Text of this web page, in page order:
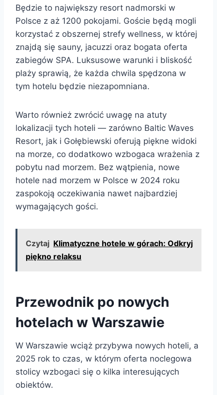
Będzie to największy resort nadmorski w
Polsce z aż 1200 pokojami. Goście będą mogli
korzystać z obszernej strefy wellness, w której
znajdą się sauny, jacuzzi oraz bogata oferta
zabiegów SPA. Luksusowe warunki i bliskość
plaży sprawią, że każda chwila spędzona w
tym hotelu będzie niezapomniana.
Warto również zwrócić uwagę na atuty
lokalizacji tych hoteli — zarówno Baltic Waves
Resort, jak i Gołębiewski oferują piękne widoki
na morze, co dodatkowo wzbogaca wrażenia z
pobytu nad morzem. Bez wątpienia, nowe
hotele nad morzem w Polsce w 2024 roku
zaspokoją oczekiwania nawet najbardziej
wymagających gości.
Czytaj Klimatyczne hotele w górach: Odkryj
piękno relaksu
Przewodnik po nowych
hotelach w Warszawie
W Warszawie wciąż przybywa nowych hoteli, a
2025 rok to czas, w którym oferta noclegowa
stolicy wzbogaci się o kilka interesujących
obiektów.